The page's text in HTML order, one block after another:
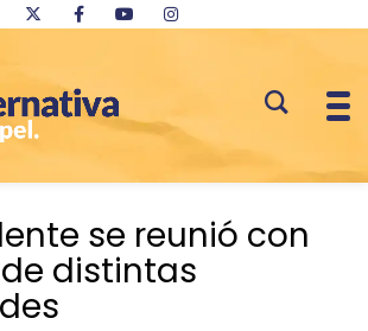
se reunió con
distintas